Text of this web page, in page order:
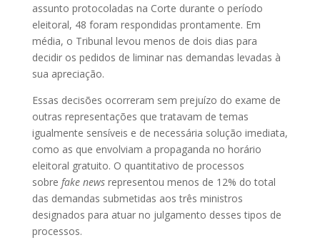
assunto protocoladas na Corte durante o período
eleitoral, 48 foram respondidas prontamente. Em
média, o Tribunal levou menos de dois dias para
decidir os pedidos de liminar nas demandas levadas à
sua apreciação.
Essas decisões ocorreram sem prejuízo do exame de
outras representações que tratavam de temas
igualmente sensíveis e de necessária solução imediata,
como as que envolviam a propaganda no horário
eleitoral gratuito. O quantitativo de processos
sobre fake newsrepresentou menos de 12% do total
das demandas submetidas aos três ministros
designados para atuar no julgamento desses tipos de
processos.